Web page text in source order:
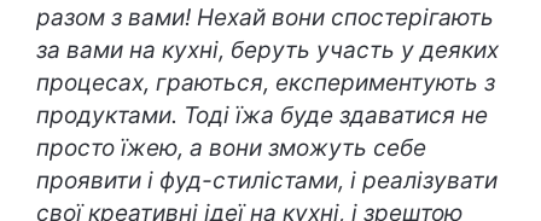
разом з вами! Нехай вони спостерігають
за вами на кухні, беруть участь у деяких
процесах, граються, експериментують з
продуктами. Тоді їжа буде здаватися не
просто їжею, а вони зможуть себе
проявити і фуд-стилістами, і реалізувати
свої креативні ідеї на кухні, і зрештою